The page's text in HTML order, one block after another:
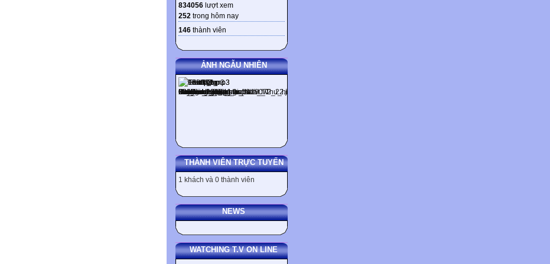
834056 lượt xem
252 trong hôm nay
146 thành viên
ẢNH NGẪU NHIÊN
THÀNH VIÊN TRỰC TUYẾN
1 khách và 0 thành viên
NEWS
WATCHING T.V ON LINE